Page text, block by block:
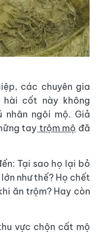
các chuyên gia
cốt này không
nhân ngôi mộ. Giả
tay trộm mộ đã
Tại sao họ lại bỏ
như thế? Họ chết
ăn trộm? Hay còn
vực chộn cất mộ